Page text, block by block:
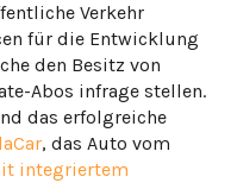
Verkehr
für die Entwicklung
den Besitz von
Abos infrage stellen.
das erfolgreiche
, das Auto vom
integriertem